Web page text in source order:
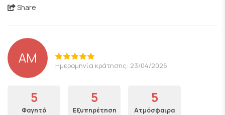
Share
AM Ημερομηνία κράτησης: 23/04/2026
5
Φαγητό
5
Εξυπηρέτηση
5
Ατμόσφαιρα